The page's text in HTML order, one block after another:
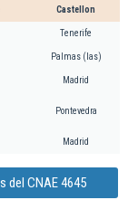
Castellon
Tenerife
Palmas (las)
Madrid
Pontevedra
Madrid
del CNAE 4645